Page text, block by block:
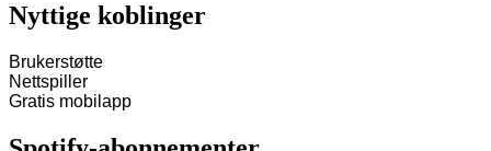
Nyttige koblinger
Brukerstøtte
Nettspiller
Gratis mobilapp